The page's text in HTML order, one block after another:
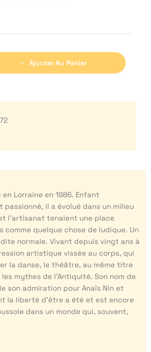
Ajouter Au Panier
en Lorraine en 1986. Enfant
passionné, il a évolué dans un milieu
l’artisanat tenaient une place
comme quelque chose de ludique. Un
normale. Vivant depuis vingt ans à
artistique vissée au corps, qui
la danse, le théâtre, au même titre
mythes de l’Antiquité. Son nom de
son admiration pour Anaïs Nin et
la liberté d’être a été et est encore
dans un monde qui, souvent,